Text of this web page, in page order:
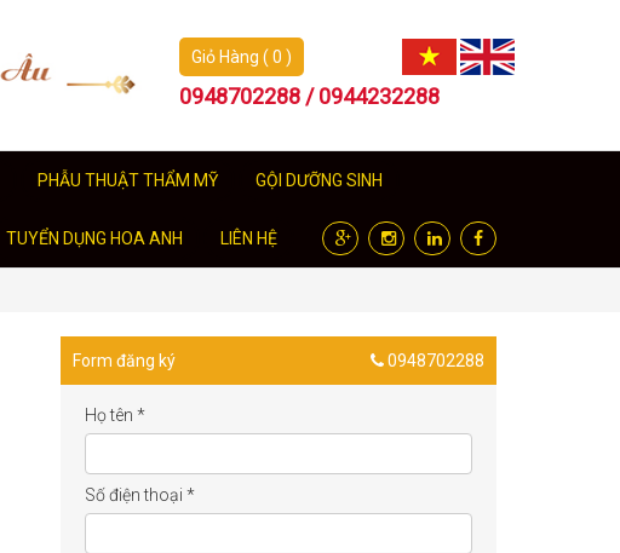
Giỏ Hàng ( 0 )
0948702288 / 0944232288
PHẪU THUẬT THẨM MỸ GỘI DƯỠNG SINH
TUYỂN DỤNG HOA ANH LIÊN HỆ
Form đăng ký 0948702288
Họ tên *
Số điện thoại *